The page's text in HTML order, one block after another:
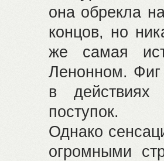
она обрекла
концов, но
же самая
Ленонном. Фиг
в
поступок.
Однако
огромными